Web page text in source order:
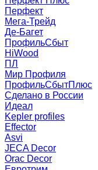
Перфект
Мега-Трейд
Де-Багет
ПрофильСбыт
HiWood
ПЛ
Мир Профиля
ПрофильСбытПлюс
Сделано в России
Идеал
Kepler profiles
Effector
Asvi
JECA Decor
Orac Decor